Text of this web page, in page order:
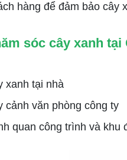
hàng để đảm bảo cây
sóc cây xanh tại
xanh tại nhà
cảnh văn phòng công ty
quan công trình và khu